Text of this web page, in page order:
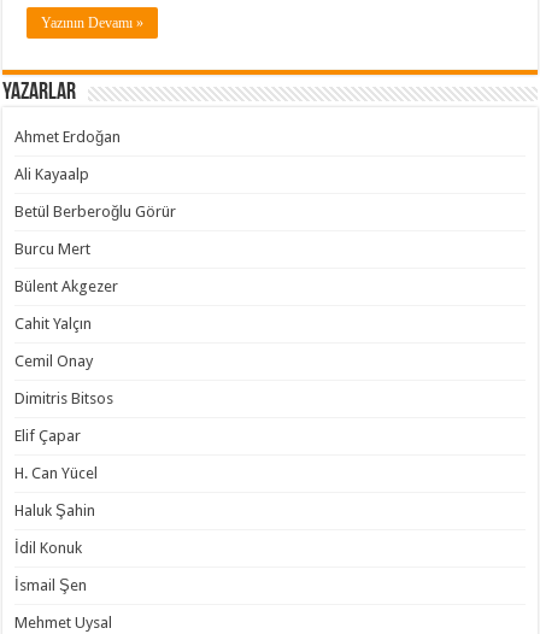
Yazının Devamı »
Yazarlar
Ahmet Erdoğan
Ali Kayaalp
Betül Berberoğlu Görür
Burcu Mert
Bülent Akgezer
Cahit Yalçın
Cemil Onay
Dimitris Bitsos
Elif Çapar
H. Can Yücel
Haluk Şahin
İdil Konuk
İsmail Şen
Mehmet Uysal